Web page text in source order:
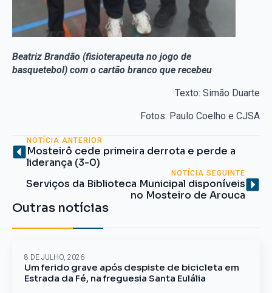
Beatriz Brandão (fisioterapeuta no jogo de
basquetebol) com o cartão branco que recebeu
Texto: Simão Duarte
Fotos: Paulo Coelho e CJSA
NOTÍCIA ANTERIOR
Mosteirô cede primeira derrota e perde a
liderança (3-0)
NOTÍCIA SEGUINTE
Serviços da Biblioteca Municipal disponíveis
no Mosteiro de Arouca
Outras notícias
Um ferido grave após despiste de bicicleta em
Estrada da Fé, na freguesia Santa Eulália
8 DE JULHO, 2026